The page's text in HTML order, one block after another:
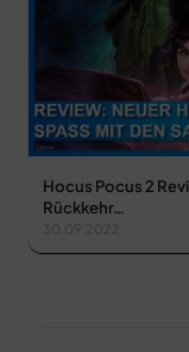
Hocus Pocus 2
Rückkehr…
30.09.2022